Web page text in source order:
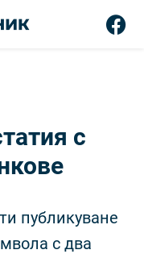
с
публикуване
с два